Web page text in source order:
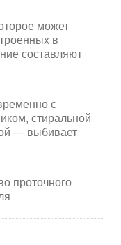
может
в
составляют
с
стиральной
— выбивает